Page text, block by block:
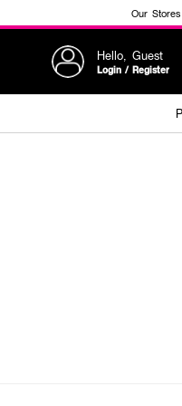
Our Stores
Hello, Guest
Login / Register